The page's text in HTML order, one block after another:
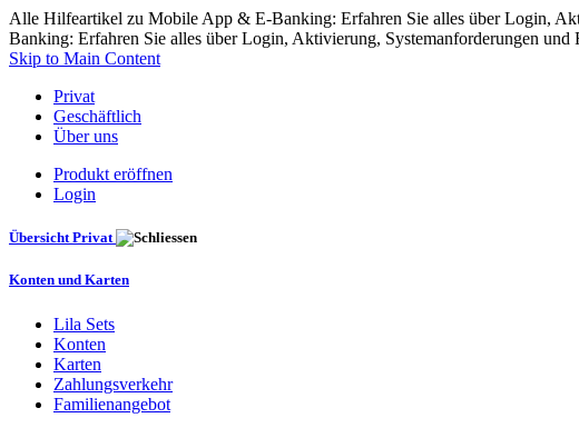
Alle Hilfeartikel zu Mobile App & E-Banking: Erfahren Sie alles über Login,
Banking: Erfahren Sie alles über Login, Aktivierung, Systemanforderungen und
Skip to Main Content
Privat
Geschäftlich
Über uns
Produkt eröffnen
Login
Übersicht Privat
Konten und Karten
Lila Sets
Konten
Karten
Zahlungsverkehr
Familienangebot